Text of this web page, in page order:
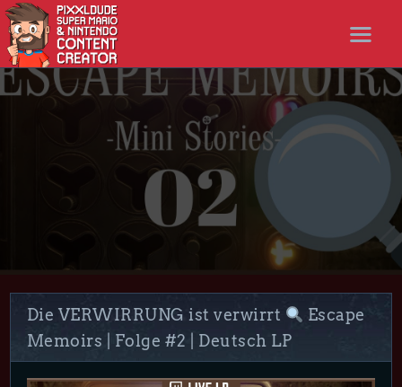
STARTSEITE
NEWS
STREAMS
LET’S PLAYS
NICER SHOP
Die VERWIRRUNG ist verwirrt
Escape
Memoirs | Folge #2 | Deutsch LP